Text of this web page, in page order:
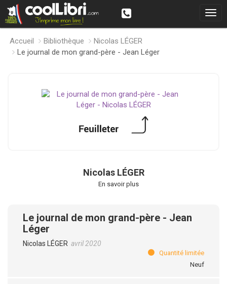
Accueil Bibliothèque
Nicolas LÉGER
Le journal de mon grand-père - Jean Léger
Nicolas LÉGER
En savoir plus
Le journal de mon grand-père - Jean
Léger
Nicolas LÉGER avril 2020
Quantité limitée
Neuf